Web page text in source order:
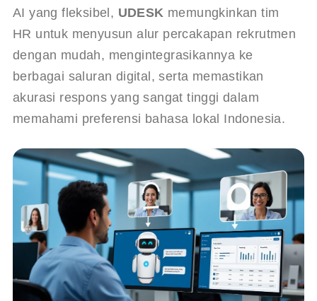
AI yang fleksibel, UDESK memungkinkan tim
HR untuk menyusun alur percakapan rekrutmen
dengan mudah, mengintegrasikannya ke
berbagai saluran digital, serta memastikan
akurasi respons yang sangat tinggi dalam
memahami preferensi bahasa lokal Indonesia.